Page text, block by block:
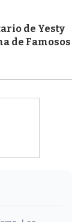
de Yesty
de Famosos